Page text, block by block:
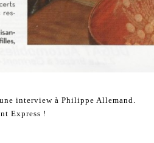
interview à Philippe Allemand.
Express !